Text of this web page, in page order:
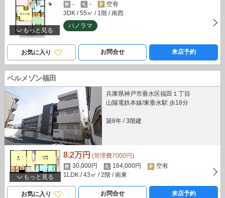
もっと見る
-
-
空有
3DK / 55㎡ / 1階 / 南西
パノラマ
お気に入り お問合せ 来店予約
ベルメゾン福田
兵庫県神戸市垂水区福田１丁目
山陽電鉄本線/東垂水駅 歩18分
築8年 / 3階建
もっと見る
8.2万円 (管理費7000円)
30,000円
164,000円
空有
1LDK / 43㎡ / 2階 / 南東
お気に入り お問合せ 来店予約